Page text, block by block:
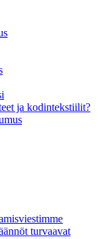
ja kodintekstiilit?
turvaavat